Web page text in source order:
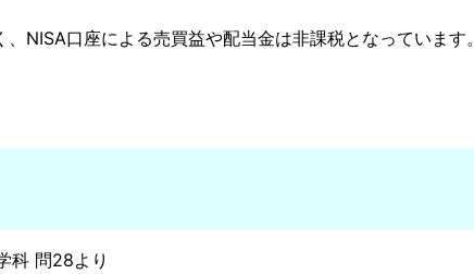
NISA口座による売買益や配当金は非課税となっています。
科 問28より